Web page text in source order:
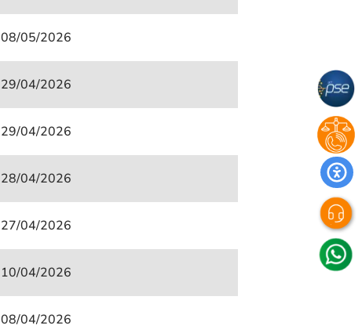
08/05/2026
29/04/2026
29/04/2026
28/04/2026
27/04/2026
10/04/2026
08/04/2026